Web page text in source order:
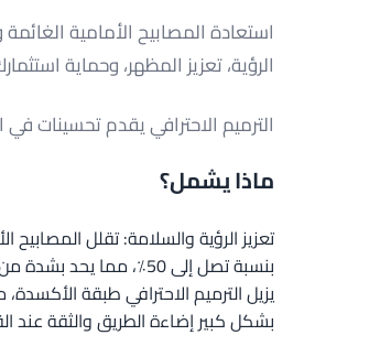
استعادة المصابيح الأمامية
الرؤية، تعزيز المظهر، وحماية
الترميم الاحترافي يقدم تحسينات
ماذا يشمل؟
تعزيز الرؤية والسلامة: تقلل
بنسبة تصل إلى 50٪، مما
يزيل الترميم الاحترافي طبقة
بشكل كبير إضاءة الطريق والثقة عند